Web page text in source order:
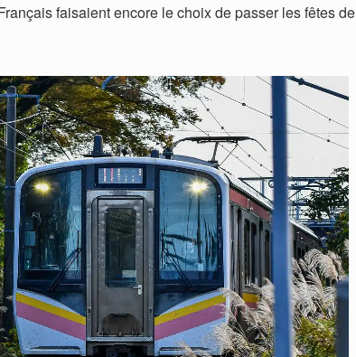
faisaient encore le choix de passer les fêtes de